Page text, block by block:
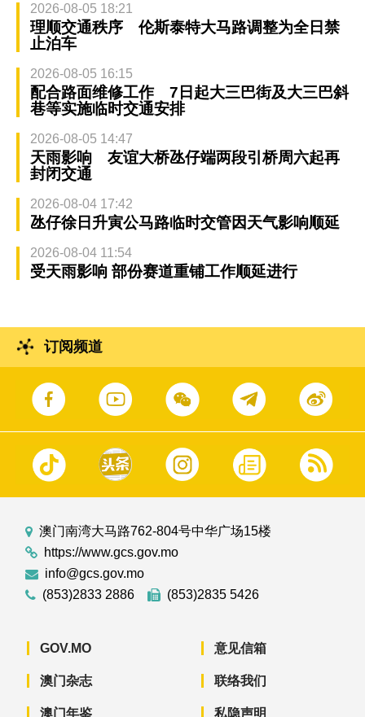
2026-08-05 18:21
理顺交通秩序 伦斯泰特大马路调整为全日禁
止泊车
2026-08-05 16:15
配合路面维修工作 7日起大三巴街及大三巴斜
巷等实施临时交通安排
2026-08-05 14:47
天雨影响 友谊大桥氹仔端两段引桥周六起再
封闭交通
2026-08-04 17:42
氹仔徐日升寅公马路临时交管因天气影响顺延
2026-08-04 11:54
受天雨影响 部份赛道重铺工作顺延进行
订阅频道
澳门南湾大马路762-804号中华广场15楼
https://www.gcs.gov.mo
info@gcs.gov.mo
(853)2833 2886
(853)2835 5426
GOV.MO
澳门杂志
澳门年鉴
意见信箱
联络我们
私隐声明